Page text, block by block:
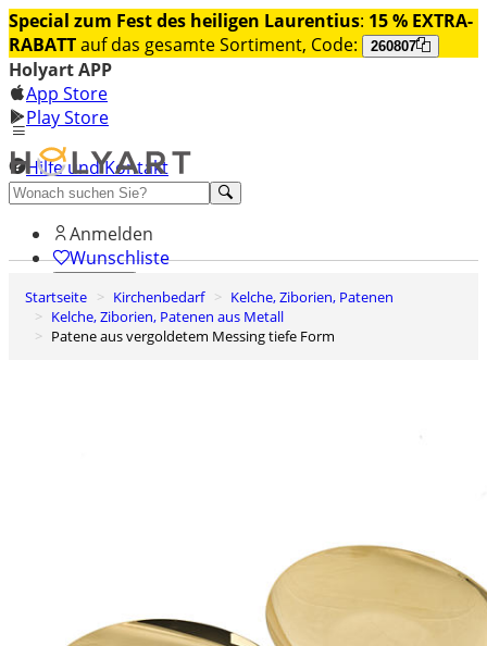
Special zum Fest des heiligen Laurentius: 15 % EXTRA-
RABATTauf das gesamte Sortiment, Code: 260807
Holyart APP
App Store
Play Store
Hilfe und Kontakt
Entdecken Sie Premium
Anmelden
Wunschliste
0
Warenkorb
Startseite Kirchenbedarf
Kelche, Ziborien, Patenen
Kelche, Ziborien, Patenen aus Metall
Patene aus vergoldetem Messing tiefe Form